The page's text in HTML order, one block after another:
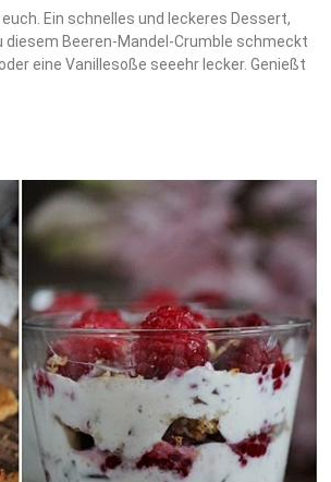
Ein schnelles und leckeres Dessert,
diesem Beeren-Mandel-Crumble schmeckt
eine Vanillesoße seeehr lecker. Genießt